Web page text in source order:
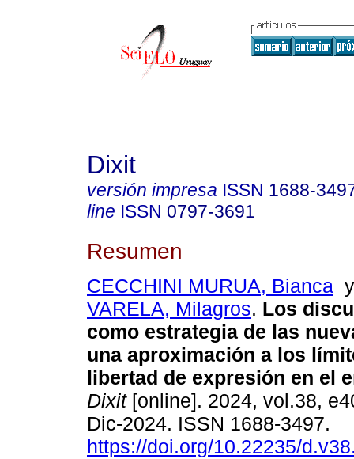
Dixit
versión impresa ISSN 1688-
line ISSN 0797-3691
Resumen
CECCHINI MURUA, Bianca
VARELA, Milagros. Los
como estrategia de las
una aproximación a los
libertad de expresión en el
Dixit[online]. 2024, vol.38,
Dic-2024. ISSN 1688-3497.
https://doi.org/10.22235/